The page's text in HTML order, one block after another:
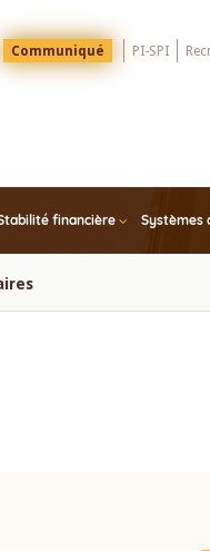
Menu
Top
Communiqué PI-SPI
financière Systèmes